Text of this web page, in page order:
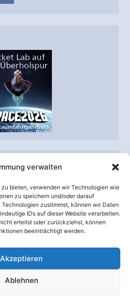
verwalten
zu bieten, verwenden wir Technologien wie
zu speichern und/oder darauf
zustimmst, können wir Daten
IDs auf dieser Website verarbeiten.
erteilst oder zurückziehst, können
beeinträchtigt werden.
Akzeptieren
Ablehnen